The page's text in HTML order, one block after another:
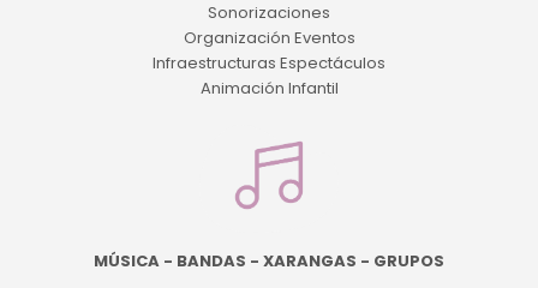
Sonorizaciones
Organización Eventos
Infraestructuras Espectáculos
Animación Infantil
MÚSICA - BANDAS - XARANGAS - GRUPOS